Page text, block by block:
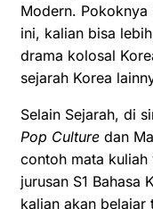
Modern. Pokoknya
ini, kalian bisa
drama kolosal
sejarah Korea
Selain Sejarah, di
Pop Culture dan
contoh mata
jurusan S1 Bahasa
kalian akan belajar